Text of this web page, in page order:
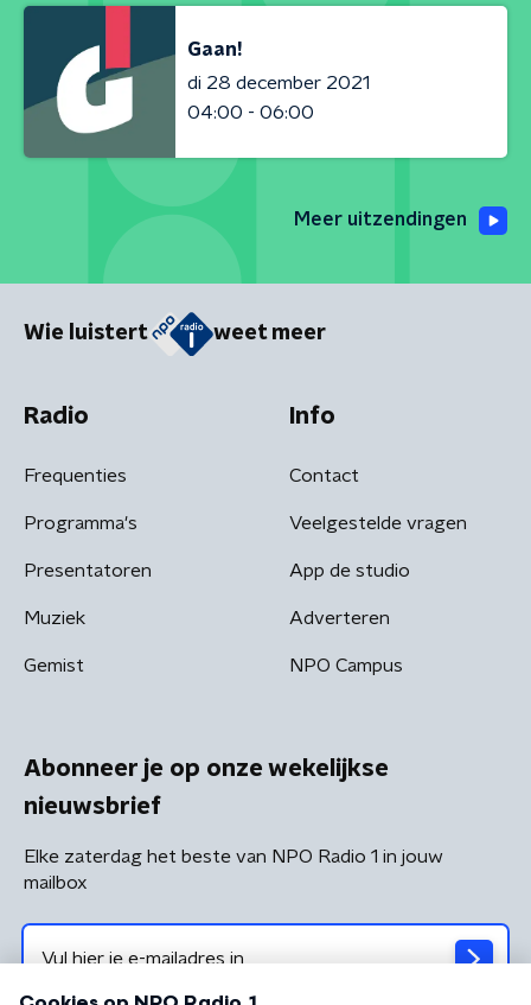
Gaan!
di 28 december 2021
04:00 - 06:00
Meer uitzendingen
Wie luistert weet meer
Radio
Frequenties
Programma's
Presentatoren
Muziek
Gemist
Info
Contact
Veelgestelde vragen
App de studio
Adverteren
NPO Campus
Abonneer je op onze wekelijkse
nieuwsbrief
Elke zaterdag het beste van NPO Radio 1 in jouw
mailbox